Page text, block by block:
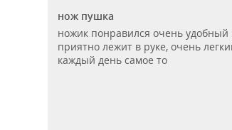
нож пушка
ножик понравился очень удобный
приятно лежит в руке, очень
каждый день самое то